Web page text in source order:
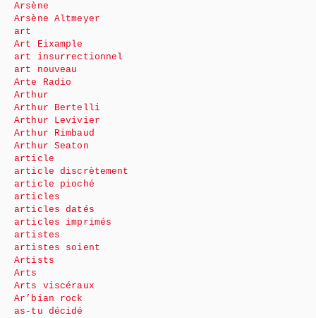
Arsène
Arsène Altmeyer
art
Art Eixample
art insurrectionnel
art nouveau
Arte Radio
Arthur
Arthur Bertelli
Arthur Levivier
Arthur Rimbaud
Arthur Seaton
article
article discrètement
article pioché
articles
articles datés
articles imprimés
artistes
artistes soient
Artists
Arts
Arts viscéraux
Ar’bian rock
as-tu décidé